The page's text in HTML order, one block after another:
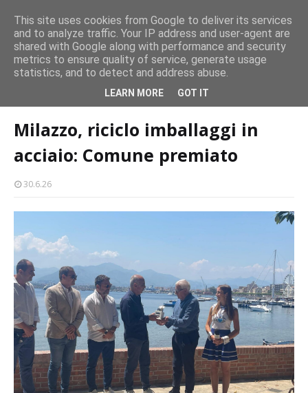
Milazzo si prepara alla magia del “Concerto all’Alba”
EVENTI
Milazzo, riciclo imballaggi in acciaio: Comune
Milazzo, riciclo imballaggi in
acciaio: Comune premiato
30.6.26
This site uses cookies from Google to deliver its services
and to analyze traffic. Your IP address and user-agent are
shared with Google along with performance and security
metrics to ensure quality of service, generate usage
statistics, and to detect and address abuse.
LEARN MORE GOT IT